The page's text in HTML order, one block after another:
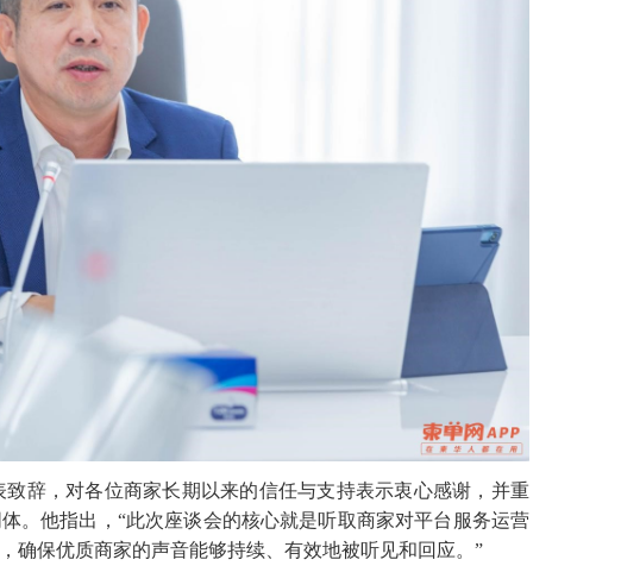
辞，对各位商家长期以来的信任与支持表示衷心感谢，并重
。他指出，“此次座谈会的核心就是听取商家对平台服务运营
确保优质商家的声音能够持续、有效地被听见和回应。”